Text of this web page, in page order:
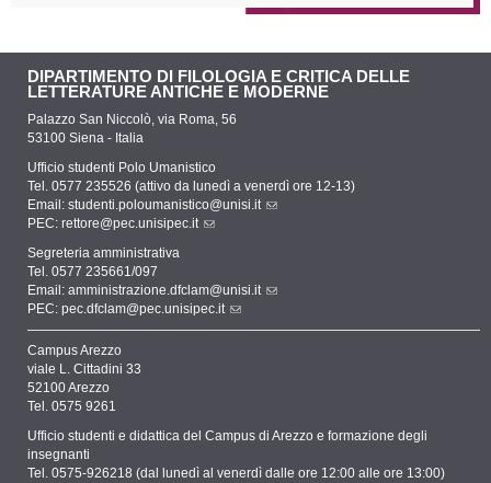
DIPARTIMENTO DI FILOLOGIA E CRITICA DELLE
LETTERATURE ANTICHE E MODERNE
Palazzo San Niccolò, via Roma, 56
53100 Siena - Italia
Ufficio studenti Polo Umanistico
Tel. 0577 235526 (attivo da lunedì a venerdì ore 12-13)
Email: studenti.poloumanistico@unisi.it
PEC: rettore@pec.unisipec.it
Segreteria amministrativa
Tel. 0577 235661/097
Email: amministrazione.dfclam@unisi.it
PEC: pec.dfclam@pec.unisipec.it
Campus Arezzo
viale L. Cittadini 33
52100 Arezzo
Tel. 0575 9261
Ufficio studenti e didattica del Campus di Arezzo e formazione degli
insegnanti
Tel. 0575-926218 (dal lunedì al venerdì dalle ore 12:00 alle ore 13:00)